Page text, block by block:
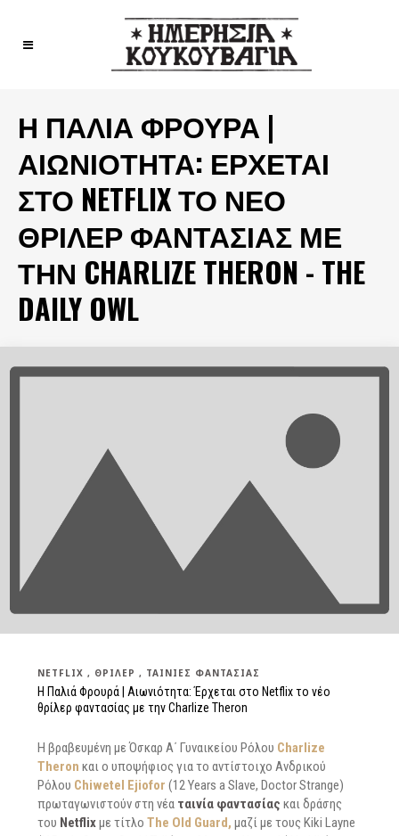
Η ΠΑΛΙΆ ΦΡΟΥΡΆ |
ΑΙΩΝΙΌΤΗΤΑ: ΈΡΧΕΤΑΙ
ΣΤΟ NETFLIX ΤΟ ΝΈΟ
ΘΡΊΛΕΡ ΦΑΝΤΑΣΊΑΣ ΜΕ
ΤΗΝ CHARLIZE THERON - THE
DAILY OWL
NETFLIX ΘΡΊΛΕΡ ΤΑΙΝΊΕΣ ΦΑΝΤΑΣΊΑΣ
Η Παλιά Φρουρά | Αιωνιότητα: Έρχεται στο Netflix το νέο
θρίλερ φαντασίας με την Charlize Theron
H βραβευμένη με Όσκαρ Α΄ Γυναικείου Ρόλου Charlize
Theron και o υποψήφιος για το αντίστοιχο Ανδρικού
Ρόλου Chiwetel Ejiofor (12 Years a Slave, Doctor Strange)
πρωταγωνιστούν στη νέα ταινία φαντασίας και δράσης
του Netflixμε τίτλο The Old Guard, μαζί με τους Kiki Layne